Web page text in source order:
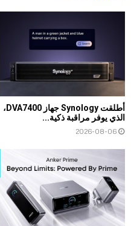
أطلقت Synology جهاز DVA7400،
الذي يوفر مراقبة ذكية...
2026-08-06